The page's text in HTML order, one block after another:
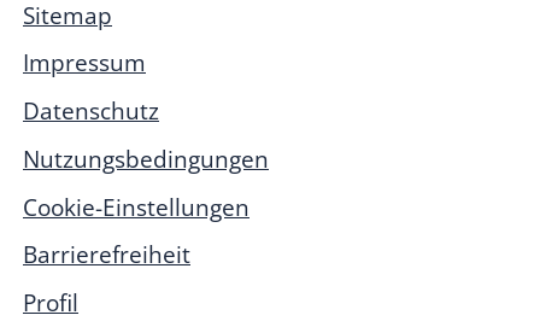
Sitemap
Impressum
Datenschutz
Nutzungsbedingungen
Cookie-Einstellungen
Barrierefreiheit
Profil